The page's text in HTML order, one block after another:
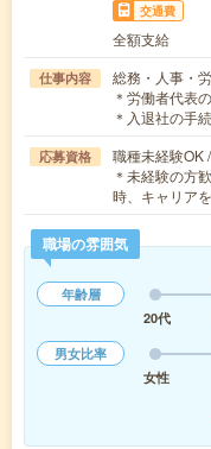
交通費
全額支給
仕事内容
総務・人事・
＊労働者代表
＊入退社の手
応募資格
職種未経験OK
＊未経験の方
時、キャリア
職場の雰囲気
年齢層
20代
男女比率
女性